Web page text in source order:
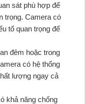
sát phù hợp để
trọng. Camera có
tố quan trọng để
đêm hoặc trong
có hệ thống
lượng ngay cả
khả năng chống